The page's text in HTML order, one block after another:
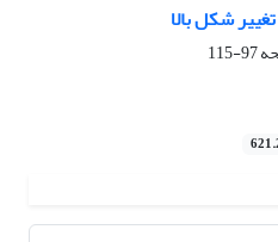
شکل بالا
97-115